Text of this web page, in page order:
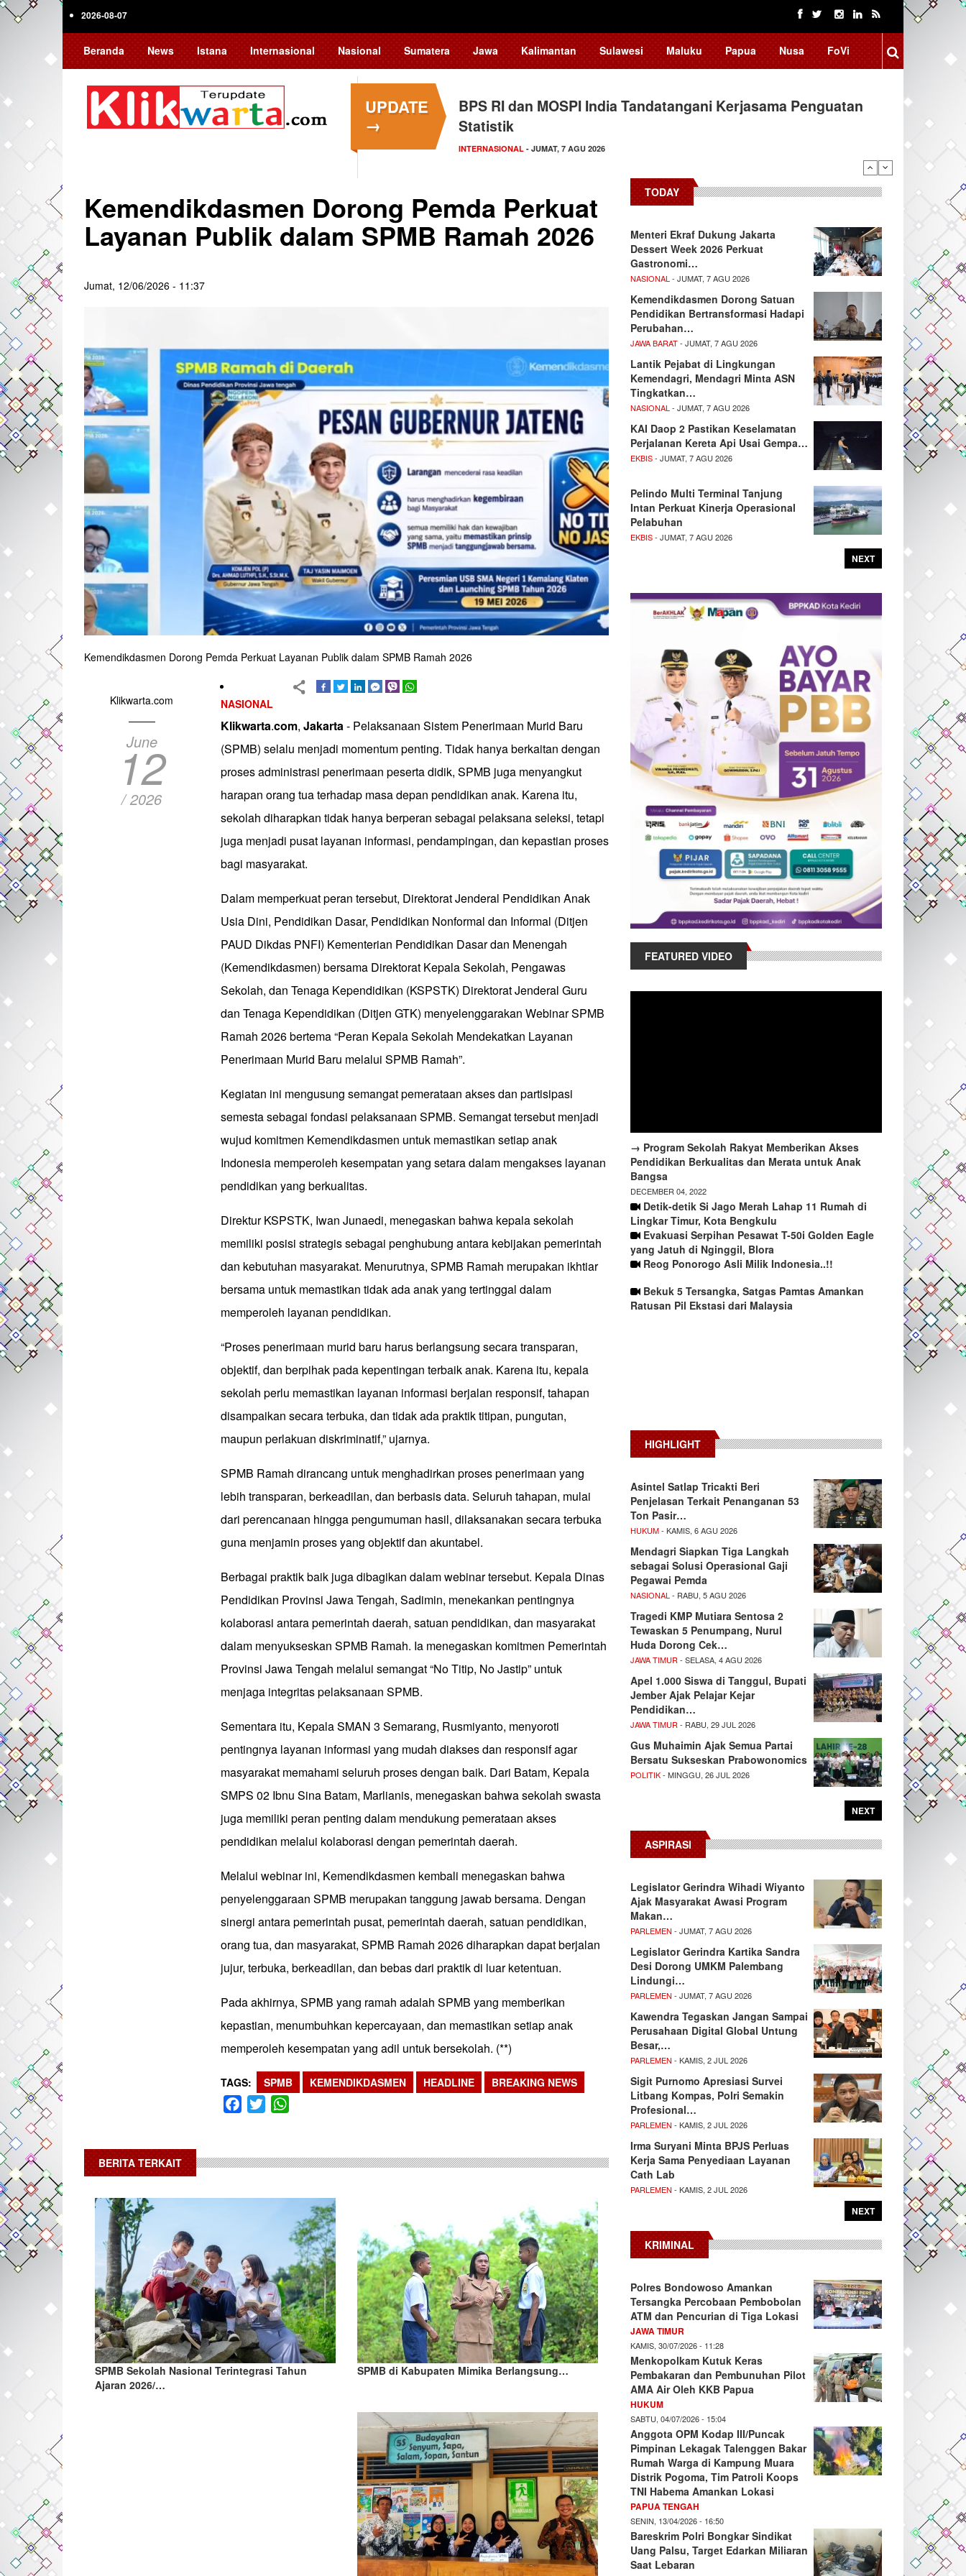
Skip
2026-08-07
Beranda News Istana Internasional Nasional Sumatera Jawa Kalimantan Sulawesi Maluku Papua Nusa FoVi
UPDATE
→
BPS RI dan MOSPI India Tandatangani Kerjasama Penguatan
Statistik
INTERNASIONAL - JUMAT, 7 AGU 2026
Kemendikdasmen Dorong Pemda Perkuat
Layanan Publik dalam SPMB Ramah 2026
Jumat, 12/06/2026 - 11:37
Kemendikdasmen Dorong Pemda Perkuat Layanan Publik dalam SPMB Ramah 2026
Klikwarta.com
June
12
/ 2026
NASIONAL
Klikwarta.com, Jakarta- Pelaksanaan Sistem Penerimaan Murid Baru
(SPMB) selalu menjadi momentum penting. Tidak hanya berkaitan dengan
proses administrasi penerimaan peserta didik, SPMB juga menyangkut
harapan orang tua terhadap masa depan pendidikan anak. Karena itu,
sekolah diharapkan tidak hanya berperan sebagai pelaksana seleksi, tetapi
juga menjadi pusat layanan informasi, pendampingan, dan kepastian proses
bagi masyarakat.
Dalam memperkuat peran tersebut, Direktorat Jenderal Pendidikan Anak
Usia Dini, Pendidikan Dasar, Pendidikan Nonformal dan Informal (Ditjen
PAUD Dikdas PNFI) Kementerian Pendidikan Dasar dan Menengah
(Kemendikdasmen) bersama Direktorat Kepala Sekolah, Pengawas
Sekolah, dan Tenaga Kependidikan (KSPSTK) Direktorat Jenderal Guru
dan Tenaga Kependidikan (Ditjen GTK) menyelenggarakan Webinar SPMB
Ramah 2026 bertema “Peran Kepala Sekolah Mendekatkan Layanan
Penerimaan Murid Baru melalui SPMB Ramah”.
Kegiatan ini mengusung semangat pemerataan akses dan partisipasi
semesta sebagai fondasi pelaksanaan SPMB. Semangat tersebut menjadi
wujud komitmen Kemendikdasmen untuk memastikan setiap anak
Indonesia memperoleh kesempatan yang setara dalam mengakses layanan
pendidikan yang berkualitas.
Direktur KSPSTK, Iwan Junaedi, menegaskan bahwa kepala sekolah
memiliki posisi strategis sebagai penghubung antara kebijakan pemerintah
dan kebutuhan masyarakat. Menurutnya, SPMB Ramah merupakan ikhtiar
bersama untuk memastikan tidak ada anak yang tertinggal dalam
memperoleh layanan pendidikan.
“Proses penerimaan murid baru harus berlangsung secara transparan,
objektif, dan berpihak pada kepentingan terbaik anak. Karena itu, kepala
sekolah perlu memastikan layanan informasi berjalan responsif, tahapan
disampaikan secara terbuka, dan tidak ada praktik titipan, pungutan,
maupun perlakuan diskriminatif,” ujarnya.
SPMB Ramah dirancang untuk menghadirkan proses penerimaan yang
lebih transparan, berkeadilan, dan berbasis data. Seluruh tahapan, mulai
dari perencanaan hingga pengumuman hasil, dilaksanakan secara terbuka
guna menjamin proses yang objektif dan akuntabel.
Berbagai praktik baik juga dibagikan dalam webinar tersebut. Kepala Dinas
Pendidikan Provinsi Jawa Tengah, Sadimin, menekankan pentingnya
kolaborasi antara pemerintah daerah, satuan pendidikan, dan masyarakat
dalam menyukseskan SPMB Ramah. Ia menegaskan komitmen Pemerintah
Provinsi Jawa Tengah melalui semangat “No Titip, No Jastip” untuk
menjaga integritas pelaksanaan SPMB.
Sementara itu, Kepala SMAN 3 Semarang, Rusmiyanto, menyoroti
pentingnya layanan informasi yang mudah diakses dan responsif agar
masyarakat memahami seluruh proses dengan baik. Dari Batam, Kepala
SMPS 02 Ibnu Sina Batam, Marlianis, menegaskan bahwa sekolah swasta
juga memiliki peran penting dalam mendukung pemerataan akses
pendidikan melalui kolaborasi dengan pemerintah daerah.
Melalui webinar ini, Kemendikdasmen kembali menegaskan bahwa
penyelenggaraan SPMB merupakan tanggung jawab bersama. Dengan
sinergi antara pemerintah pusat, pemerintah daerah, satuan pendidikan,
orang tua, dan masyarakat, SPMB Ramah 2026 diharapkan dapat berjalan
jujur, terbuka, berkeadilan, dan bebas dari praktik di luar ketentuan.
Pada akhirnya, SPMB yang ramah adalah SPMB yang memberikan
kepastian, menumbuhkan kepercayaan, dan memastikan setiap anak
memperoleh kesempatan yang adil untuk bersekolah. (**)
TAGS SPMB KEMENDIKDASMEN HEADLINE BREAKING NEWS
Facebook
Twitter
BERITA TERKAIT
SPMB Sekolah Nasional Terintegrasi Tahun
Ajaran 2026/…
SPMB di Kabupaten Mimika Berlangsung…
TODAY
Menteri Ekraf Dukung Jakarta
Dessert Week 2026 Perkuat
Gastronomi…
NASIONAL - JUMAT, 7 AGU 2026
Kemendikdasmen Dorong Satuan
Pendidikan Bertransformasi Hadapi
Perubahan…
JAWA BARAT- JUMAT, 7 AGU 2026
Lantik Pejabat di Lingkungan
Kemendagri, Mendagri Minta ASN
Tingkatkan…
NASIONAL - JUMAT, 7 AGU 2026
KAI Daop 2 Pastikan Keselamatan
Perjalanan Kereta Api Usai Gempa…
EKBIS- JUMAT, 7 AGU 2026
Pelindo Multi Terminal Tanjung
Intan Perkuat Kinerja Operasional
Pelabuhan
EKBIS- JUMAT, 7 AGU 2026
NEXT
FEATURED VIDEO
→ Program Sekolah Rakyat Memberikan Akses
Pendidikan Berkualitas dan Merata untuk Anak
Bangsa
DECEMBER 04, 2022
Detik-detik Si Jago Merah Lahap 11 Rumah di
Lingkar Timur, Kota Bengkulu
Evakuasi Serpihan Pesawat T-50i Golden Eagle
yang Jatuh di Nginggil, Blora
Reog Ponorogo Asli Milik Indonesia..!!
Bekuk 5 Tersangka, Satgas Pamtas Amankan
Ratusan Pil Ekstasi dari Malaysia
HIGHLIGHT
Asintel Satlap Tricakti Beri
Penjelasan Terkait Penanganan 53
Ton Pasir…
HUKUM- KAMIS, 6 AGU 2026
Mendagri Siapkan Tiga Langkah
sebagai Solusi Operasional Gaji
Pegawai Pemda
NASIONAL - RABU, 5 AGU 2026
Tragedi KMP Mutiara Sentosa 2
Tewaskan 5 Penumpang, Nurul
Huda Dorong Cek…
JAWA TIMUR - SELASA, 4 AGU 2026
Apel 1.000 Siswa di Tanggul, Bupati
Jember Ajak Pelajar Kejar
Pendidikan…
JAWA TIMUR - RABU, 29 JUL 2026
Gus Muhaimin Ajak Semua Partai
Bersatu Sukseskan Prabowonomics
POLITIK- MINGGU, 26 JUL 2026
NEXT
ASPIRASI
Legislator Gerindra Wihadi Wiyanto
Ajak Masyarakat Awasi Program
Makan…
PARLEMEN - JUMAT, 7 AGU 2026
Legislator Gerindra Kartika Sandra
Desi Dorong UMKM Palembang
Lindungi…
PARLEMEN - JUMAT, 7 AGU 2026
Kawendra Tegaskan Jangan Sampai
Perusahaan Digital Global Untung
Besar,…
PARLEMEN - KAMIS, 2 JUL 2026
Sigit Purnomo Apresiasi Survei
Litbang Kompas, Polri Semakin
Profesional…
PARLEMEN - KAMIS, 2 JUL 2026
Irma Suryani Minta BPJS Perluas
Kerja Sama Penyediaan Layanan
Cath Lab
PARLEMEN - KAMIS, 2 JUL 2026
NEXT
KRIMINAL
Polres Bondowoso Amankan
Tersangka Percobaan Pembobolan
ATM dan Pencurian di Tiga Lokasi
JAWA TIMUR
KAMIS, 30/07/2026 - 11:28
Menkopolkam Kutuk Keras
Pembakaran dan Pembunuhan Pilot
AMA Air Oleh KKB Papua
HUKUM
SABTU, 04/07/2026 - 15:04
Anggota OPM Kodap III/Puncak
Pimpinan Lekagak Talenggen Bakar
Rumah Warga di Kampung Muara
Distrik Pogoma, Tim Patroli Koops
TNI Habema Amankan Lokasi
PAPUA TENGAH
SENIN, 13/04/2026 - 16:50
Bareskrim Polri Bongkar Sindikat
Uang Palsu, Target Edarkan Miliaran
Saat Lebaran